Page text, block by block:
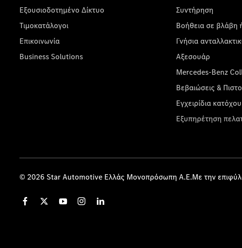
Εξουσιοδοτημένο Δίκτυο
Τιμοκατάλογοι
Επικοινωνία
Business Solutions
Συντήρηση
Βοήθεια σε βλάβη
Γνήσια
Αξεσουάρ
Mercedes-Benz
Βεβαιώσεις &
Εγχειρίδια κατόχου
Εξυπηρέτηση
© 2026 Star Automotive Ελλάς Μονοπρόσωπη Α.Ε.Με την